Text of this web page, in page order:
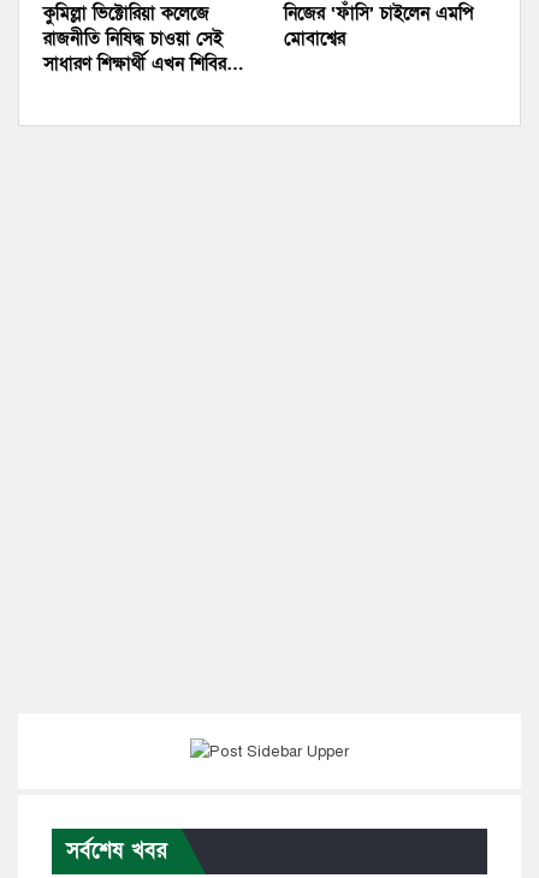
কুমিল্লা ভিক্টোরিয়া কলেজে
রাজনীতি নিষিদ্ধ চাওয়া সেই
সাধারণ শিক্ষার্থী এখন শিবির…
নিজের ‘ফাঁসি’ চাইলেন এমপি
মোবাশ্বের
সর্বশেষ খবর